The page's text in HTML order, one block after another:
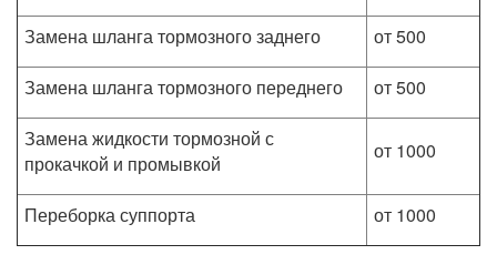
Замена шланга тормозного заднего
от 500
Замена шланга тормозного переднего
от 500
Замена жидкости тормозной с
прокачкой и промывкой
от 1000
Переборка суппорта от 1000